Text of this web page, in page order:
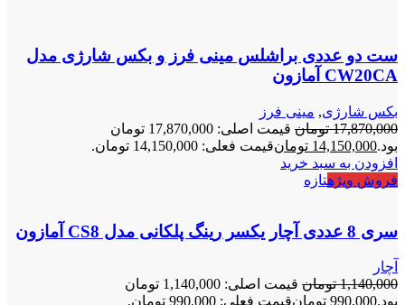
ست دو عددی براشلس مینی فرز و بکس شارژی مدل
CW20CA آمازون
بکس شارژی, مینی فرز
17,870,000 تومان
قیمت اصلی: 17,870,000 تومان
بود.14,150,000 تومانقیمت فعلی: 14,150,000 تومان.
افزودن به سبد خرید
فروش ویژهتازه
سری 8 عددی آچار یکسر رینگ پلکانی مدل CS8 آمازون
آچار
1,140,000 تومان
قیمت اصلی: 1,140,000 تومان
بود.990,000 تومانقیمت فعلی: 990,000 تومان.